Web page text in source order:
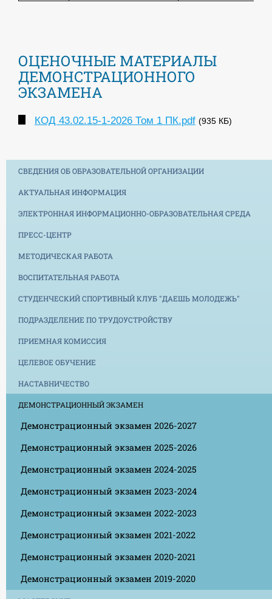
ОЦЕНОЧНЫЕ МАТЕРИАЛЫ
ДЕМОНСТРАЦИОННОГО
ЭКЗАМЕНА
КОД 43.02.15-1-2026 Том 1 ПК.pdf (935 КБ)
СВЕДЕНИЯ ОБ ОБРАЗОВАТЕЛЬНОЙ ОРГАНИЗАЦИИ
АКТУАЛЬНАЯ ИНФОРМАЦИЯ
ЭЛЕКТРОННАЯ ИНФОРМАЦИОННО-ОБРАЗОВАТЕЛЬНАЯ СРЕДА
ПРЕСС-ЦЕНТР
МЕТОДИЧЕСКАЯ РАБОТА
ВОСПИТАТЕЛЬНАЯ РАБОТА
СТУДЕНЧЕСКИЙ СПОРТИВНЫЙ КЛУБ "ДАЕШЬ МОЛОДЕЖЬ"
ПОДРАЗДЕЛЕНИЕ ПО ТРУДОУСТРОЙСТВУ
ПРИЕМНАЯ КОМИССИЯ
ЦЕЛЕВОЕ ОБУЧЕНИЕ
НАСТАВНИЧЕСТВО
ДЕМОНСТРАЦИОННЫЙ ЭКЗАМЕН
Демонстрационный экзамен 2026-2027
Демонстрационный экзамен 2025-2026
Демонстрационный экзамен 2024-2025
Демонстрационный экзамен 2023-2024
Демонстрационный экзамен 2022-2023
Демонстрационный экзамен 2021-2022
Демонстрационный экзамен 2020-2021
Демонстрационный экзамен 2019-2020